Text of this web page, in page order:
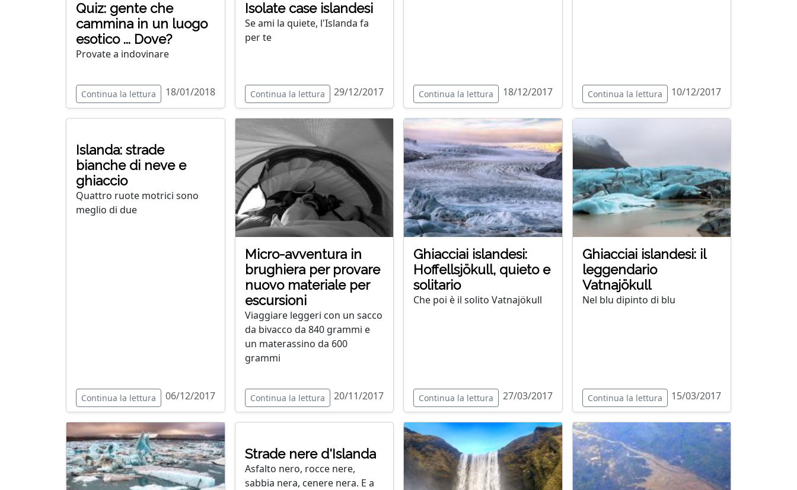
Quiz: gente che
cammina in un luogo
esotico ... Dove?
Provate a indovinare
Continua la lettura 18/01/2018
Isolate case islandesi
Se ami la quiete, l'Islanda fa
per te
Continua la lettura 29/12/2017 Continua la lettura 18/12/2017 Continua la lettura 10/12/2017
Islanda: strade
bianche di neve e
ghiaccio
Quattro ruote motrici sono
meglio di due
Continua la lettura 06/12/2017
Micro-avventura in
brughiera per provare
nuovo materiale per
escursioni
Viaggiare leggeri con un sacco
da bivacco da 840 grammi e
un materassino da 600
grammi
Continua la lettura 20/11/2017
Ghiacciai islandesi:
Hoffellsjökull, quieto e
solitario
Che poi è il solito Vatnajökull
Continua la lettura 27/03/2017
Ghiacciai islandesi: il
leggendario
Vatnajökull
Nel blu dipinto di blu
Continua la lettura 15/03/2017
Strade nere d'Islanda
Asfalto nero, rocce nere,
sabbia nera, cenere nera. E a